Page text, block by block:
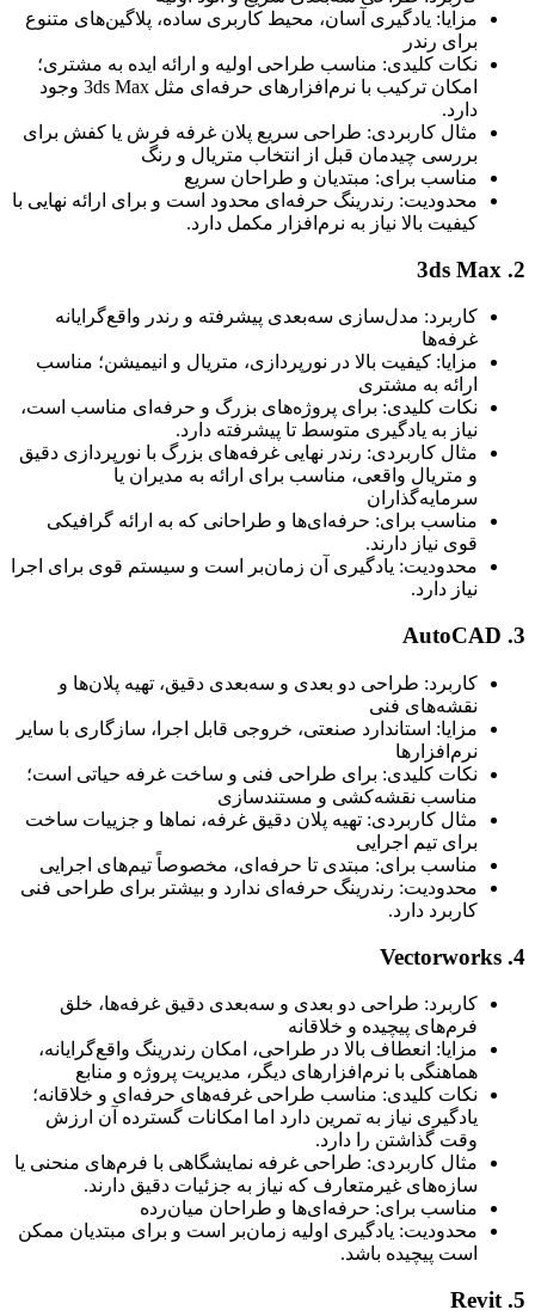
مزایا: یادگیری آسان، محیط کاربری ساده، پلاگین‌های متنوع
برای رندر
نکات کلیدی: مناسب طراحی اولیه و ارائه ایده به مشتری؛
امکان ترکیب با نرم‌افزارهای حرفه‌ای مثل 3ds Max وجود
مثال کاربردی: طراحی سریع پلان غرفه فرش یا کفش برای
بررسی چیدمان قبل از انتخاب متریال و رنگ
مناسب برای: مبتدیان و طراحان سریع
محدودیت: رندرینگ حرفه‌ای محدود است و برای ارائه نهایی با
کیفیت بالا نیاز به نرم‌افزار مکمل دارد.
کاربرد: مدل‌سازی سه‌بعدی پیشرفته و رندر واقع‌گرایانه
غرفه‌ها
مزایا: کیفیت بالا در نورپردازی، متریال و انیمیشن؛ مناسب
ارائه به مشتری
نکات کلیدی: برای پروژه‌های بزرگ و حرفه‌ای مناسب است،
نیاز به یادگیری متوسط تا پیشرفته دارد.
مثال کاربردی: رندر نهایی غرفه‌های بزرگ با نورپردازی دقیق
و متریال واقعی، مناسب برای ارائه به مدیران یا
سرمایه‌گذاران
مناسب برای: حرفه‌ای‌ها و طراحانی که به ارائه گرافیکی
قوی نیاز دارند.
محدودیت: یادگیری آن زمان‌بر است و سیستم قوی برای اجرا
نیاز دارد.
کاربرد: طراحی دو بعدی و سه‌بعدی دقیق، تهیه پلان‌ها و
نقشه‌های فنی
مزایا: استاندارد صنعتی، خروجی قابل اجرا، سازگاری با سایر
نرم‌افزارها
نکات کلیدی: برای طراحی فنی و ساخت غرفه حیاتی است؛
مناسب نقشه‌کشی و مستندسازی
مثال کاربردی: تهیه پلان دقیق غرفه، نماها و جزییات ساخت
برای تیم اجرایی
مناسب برای: مبتدی تا حرفه‌ای، مخصوصاً تیم‌های اجرایی
محدودیت: رندرینگ حرفه‌ای ندارد و بیشتر برای طراحی فنی
کاربرد دارد.
کاربرد: طراحی دو بعدی و سه‌بعدی دقیق غرفه‌ها، خلق
فرم‌های پیچیده و خلاقانه
مزایا: انعطاف بالا در طراحی، امکان رندرینگ واقع‌گرایانه،
هماهنگی با نرم‌افزارهای دیگر، مدیریت پروژه و منابع
نکات کلیدی: مناسب طراحی غرفه‌های حرفه‌ای و خلاقانه؛
یادگیری نیاز به تمرین دارد اما امکانات گسترده آن ارزش
وقت گذاشتن را دارد.
مثال کاربردی: طراحی غرفه نمایشگاهی با فرم‌های منحنی یا
سازه‌های غیرمتعارف که نیاز به جزئیات دقیق دارند.
مناسب برای: حرفه‌ای‌ها و طراحان میان‌رده
محدودیت: یادگیری اولیه زمان‌بر است و برای مبتدیان ممکن
است پیچیده باشد.